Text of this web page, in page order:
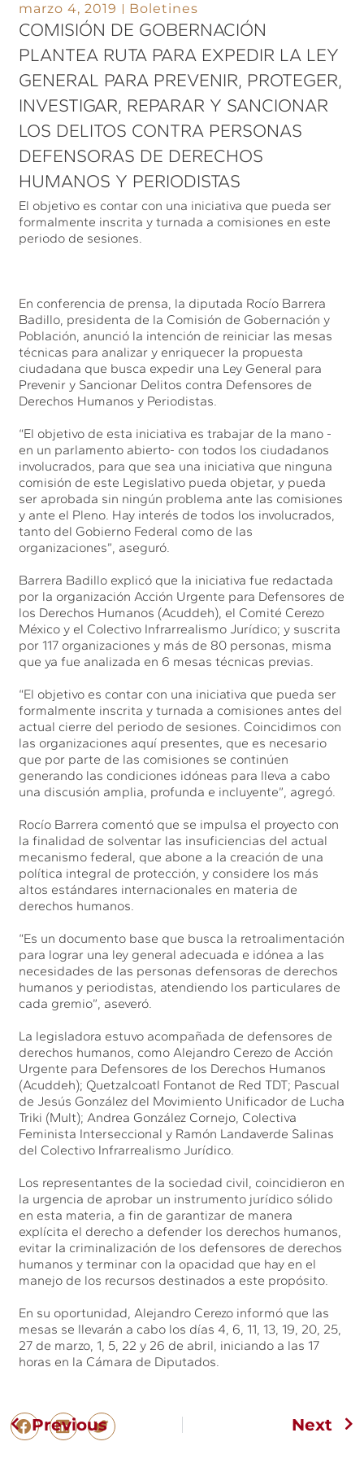
marzo 4, 2019 Boletines
COMISIÓN DE GOBERNACIÓN
PLANTEA RUTA PARA EXPEDIR LA LEY
GENERAL PARA PREVENIR, PROTEGER,
INVESTIGAR, REPARAR Y SANCIONAR
LOS DELITOS CONTRA PERSONAS
DEFENSORAS DE DERECHOS
HUMANOS Y PERIODISTAS
El objetivo es contar con una iniciativa que pueda ser
formalmente inscrita y turnada a comisiones en este
periodo de sesiones.
En conferencia de prensa, la diputada Rocío Barrera
Badillo, presidenta de la Comisión de Gobernación y
Población, anunció la intención de reiniciar las mesas
técnicas para analizar y enriquecer la propuesta
ciudadana que busca expedir una Ley General para
Prevenir y Sancionar Delitos contra Defensores de
Derechos Humanos y Periodistas.
“El objetivo de esta iniciativa es trabajar de la mano -
en un parlamento abierto- con todos los ciudadanos
involucrados, para que sea una iniciativa que ninguna
comisión de este Legislativo pueda objetar, y pueda
ser aprobada sin ningún problema ante las comisiones
y ante el Pleno. Hay interés de todos los involucrados,
tanto del Gobierno Federal como de las
organizaciones”, aseguró.
Barrera Badillo explicó que la iniciativa fue redactada
por la organización Acción Urgente para Defensores de
los Derechos Humanos (Acuddeh), el Comité Cerezo
México y el Colectivo Infrarrealismo Jurídico; y suscrita
por 117 organizaciones y más de 80 personas, misma
que ya fue analizada en 6 mesas técnicas previas.
“El objetivo es contar con una iniciativa que pueda ser
formalmente inscrita y turnada a comisiones antes del
actual cierre del periodo de sesiones. Coincidimos con
las organizaciones aquí presentes, que es necesario
que por parte de las comisiones se continúen
generando las condiciones idóneas para lleva a cabo
una discusión amplia, profunda e incluyente”, agregó.
Rocío Barrera comentó que se impulsa el proyecto con
la finalidad de solventar las insuficiencias del actual
mecanismo federal, que abone a la creación de una
política integral de protección, y considere los más
altos estándares internacionales en materia de
derechos humanos.
“Es un documento base que busca la retroalimentación
para lograr una ley general adecuada e idónea a las
necesidades de las personas defensoras de derechos
humanos y periodistas, atendiendo los particulares de
cada gremio”, aseveró.
La legisladora estuvo acompañada de defensores de
derechos humanos, como Alejandro Cerezo de Acción
Urgente para Defensores de los Derechos Humanos
(Acuddeh); Quetzalcoatl Fontanot de Red TDT; Pascual
de Jesús González del Movimiento Unificador de Lucha
Triki (Mult); Andrea González Cornejo, Colectiva
Feminista Interseccional y Ramón Landaverde Salinas
del Colectivo Infrarrealismo Jurídico.
Los representantes de la sociedad civil, coincidieron en
la urgencia de aprobar un instrumento jurídico sólido
en esta materia, a fin de garantizar de manera
explícita el derecho a defender los derechos humanos,
evitar la criminalización de los defensores de derechos
humanos y terminar con la opacidad que hay en el
manejo de los recursos destinados a este propósito.
En su oportunidad, Alejandro Cerezo informó que las
mesas se llevarán a cabo los días 4, 6, 11, 13, 19, 20, 25,
27 de marzo, 1, 5, 22 y 26 de abril, iniciando a las 17
horas en la Cámara de Diputados.
Previous Next